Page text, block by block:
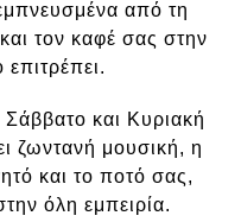
από τη
τον καφέ σας στην
και Κυριακή
ζωντανή μουσική, η
και το ποτό σας,
όλη εμπειρία.